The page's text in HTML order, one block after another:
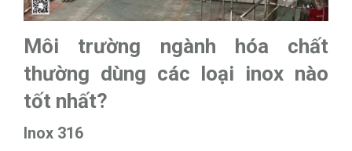
Môi trường ngành hóa chất
thường dùng các loại inox nào
tốt nhất?
Inox 316